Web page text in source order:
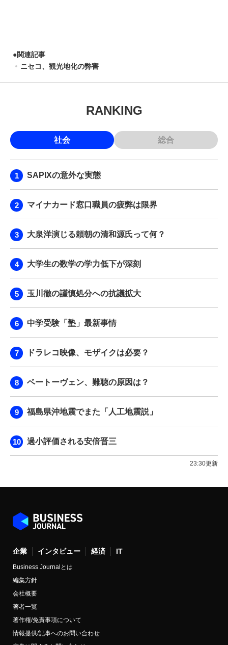
●関連記事
ニセコ、観光地化の弊害
RANKING
社会 総合
SAPIXの意外な実態
マイナカード窓口職員の疲弊は限界
大泉洋演じる頼朝の清和源氏って何？
大学生の数学の学力低下が深刻
玉川徹の謹慎処分への抗議拡大
中学受験「塾」最新事情
ドラレコ映像、モザイクは必要？
ベートーヴェン、難聴の原因は？
福島県沖地震でまた「人工地震説」
過小評価される安倍晋三
23:30更新
企業 インタビュー 経済 IT
Business Journalとは
編集方針
会社概要
著者一覧
著作権/免責事項について
情報提供/記事へのお問い合わせ